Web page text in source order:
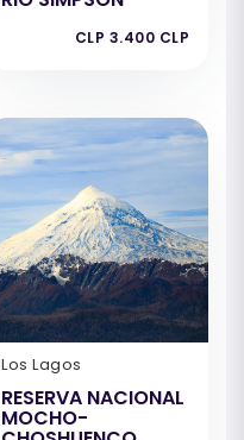
CLP 3.400 CLP
Los Lagos
RESERVA NACIONAL
MOCHO-